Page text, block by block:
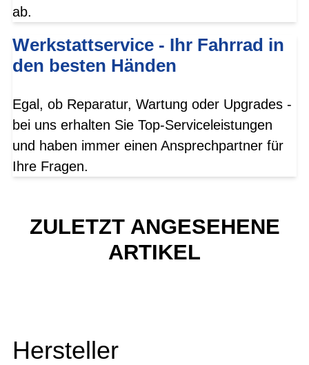
ab.
Werkstattservice - Ihr Fahrrad in
den besten Händen
Egal, ob Reparatur, Wartung oder Upgrades -
bei uns erhalten Sie Top-Serviceleistungen
und haben immer einen Ansprechpartner für
Ihre Fragen.
ZULETZT ANGESEHENE
ARTIKEL
Hersteller